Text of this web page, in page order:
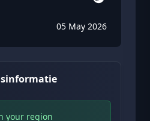
05 May 2026
your region